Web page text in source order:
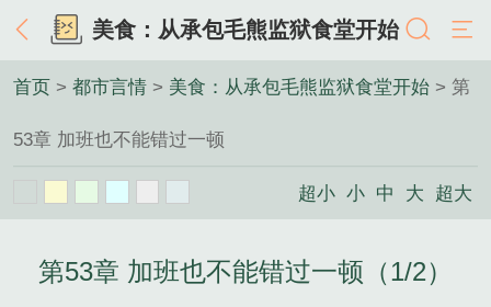
美食：从承包毛熊监狱食堂开始
首页 > 都市言情 > 美食：从承包毛熊监狱食堂开始 > 第
53章 加班也不能错过一顿
超小 小 中 大 超大
第53章 加班也不能错过一顿（1/2）